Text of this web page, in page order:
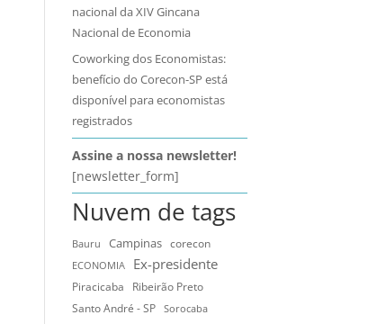
nacional da XIV Gincana
Nacional de Economia
Coworking dos Economistas:
benefício do Corecon-SP está
disponível para economistas
registrados
Assine a nossa newsletter!
[newsletter_form]
Nuvem de tags
Bauru Campinas
corecon
ECONOMIA
Ex-presidente
Piracicaba
Ribeirão Preto
Santo André - SP
Sorocaba